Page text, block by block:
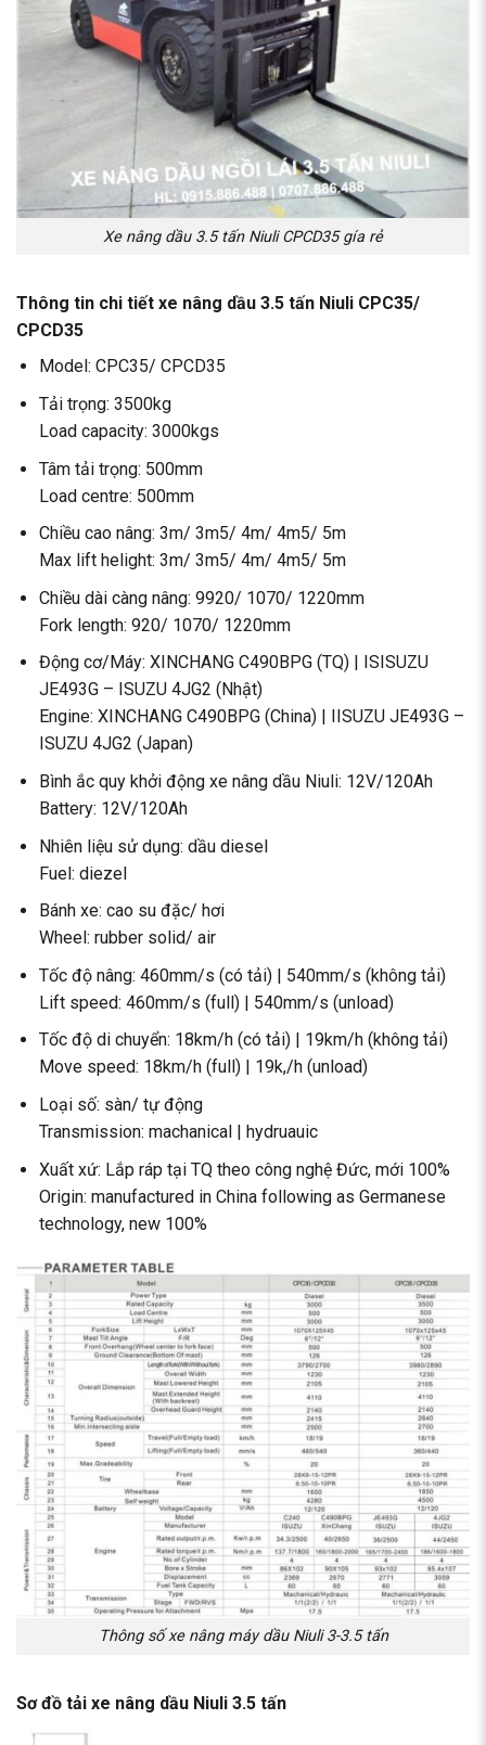
Xe nâng dầu 3.5 tấn Niuli CPCD35 gía rẻ
Thông tin chi tiết xe nâng dầu 3.5 tấn Niuli CPC35/
CPCD35
Model: CPC35/ CPCD35
Tải trọng: 3500kg
Load capacity: 3000kgs
Tâm tải trọng: 500mm
Load centre: 500mm
Chiều cao nâng: 3m/ 3m5/ 4m/ 4m5/ 5m
Max lift helight: 3m/ 3m5/ 4m/ 4m5/ 5m
Chiều dài càng nâng: 9920/ 1070/ 1220mm
Fork length: 920/ 1070/ 1220mm
Động cơ/Máy: XINCHANG C490BPG (TQ) | ISISUZU
JE493G – ISUZU 4JG2 (Nhật)
Engine: XINCHANG C490BPG (China) | IISUZU JE493G –
ISUZU 4JG2 (Japan)
Bình ắc quy khởi động xe nâng dầu Niuli: 12V/120Ah
Battery: 12V/120Ah
Nhiên liệu sử dụng: dầu diesel
Fuel: diezel
Bánh xe: cao su đặc/ hơi
Wheel: rubber solid/ air
Tốc độ nâng: 460mm/s (có tải) | 540mm/s (không tải)
Lift speed: 460mm/s (full) | 540mm/s (unload)
Tốc độ di chuyển: 18km/h (có tải) | 19km/h (không tải)
Move speed: 18km/h (full) | 19k,/h (unload)
Loại số: sàn/ tự động
Transmission: machanical | hydruauic
Xuất xứ: Lắp ráp tại TQ theo công nghệ Đức, mới 100%
Origin: manufactured in China following as Germanese
technology, new 100%
Thông số xe nâng máy dầu Niuli 3-3.5 tấn
Sơ đồ tải xe nâng dầu Niuli 3.5 tấn